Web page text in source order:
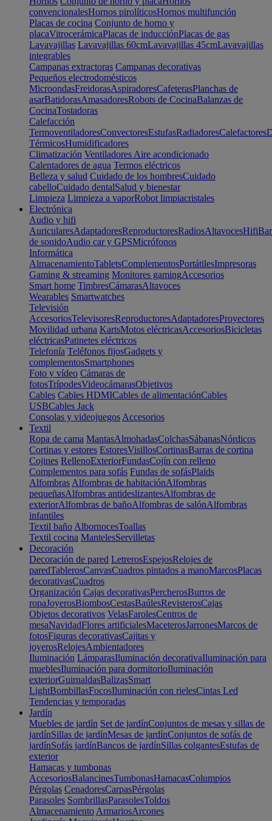
convencionalesHornos pirolíticosHornos multifunción
Placas de cocina Conjunto de horno y
placaVitrocerámicaPlacas de inducciónPlacas de gas
Lavavajillas Lavavajillas 60cmLavavajillas 45cmLavavajillas
integrables
Campanas extractoras Campanas decorativas
Pequeños electrodomésticos
MicroondasFreidorasAspiradoresCafeterasPlanchas de
asarBatidorasAmasadoresRobots de CocinaBalanzas de
CocinaTostadoras
Calefacción
TermoventiladoresConvectoresEstufasRadiadoresCalefactores
TérmicosHumidificadores
Climatización Ventiladores Aire acondicionado
Calentadores de agua Termos eléctricos
Belleza y salud Cuidado de los hombresCuidado
cabelloCuidado dentalSalud y bienestar
Limpieza Limpieza a vaporRobot limpiacristales
Electrónica
Audio y hifi
AuricularesAdaptadoresReproductoresRadiosAltavocesHifi
de sonidoAudio car y GPSMicrófonos
Informática
AlmacenamientoTabletsComplementosPortátilesImpresoras
Gaming & streaming Monitores gamingAccesorios
Smart home TimbresCámarasAltavoces
Wearables Smartwatches
Televisión
AccesoriosTelevisoresReproductoresAdaptadoresProyectores
Movilidad urbana KartsMotos eléctricasAccesoriosBicicletas
eléctricasPatinetes eléctricos
Telefonía Teléfonos fijosGadgets y
complementosSmartphones
Foto y vídeo Cámaras de
fotosTrípodesVideocámarasObjetivos
Cables Cables HDMICables de alimentaciónCables
USBCables Jack
Consolas y videojuegos Accesorios
Textil
Ropa de cama MantasAlmohadasColchasSábanasNórdicos
Cortinas y estores EstoresVisillosCortinasBarras de cortina
Cojines RellenoExteriorFundasCojín con relleno
Complementos para sofás Fundas de sofásPlaids
Alfombras Alfombras de habitaciónAlfombras
pequeñasAlfombras antideslizantesAlfombras de
exteriorAlfombras de bañoAlfombras de salónAlfombras
infantiles
Textil baño AlbornocesToallas
Textil cocina MantelesServilletas
Decoración
Decoración de pared LetrerosEspejosRelojes de
paredTablerosCanvasCuadros pintados a manoMarcosPlacas
decorativasCuadros
Organización Cajas decorativasPercherosBurros de
ropaJoyerosBiombosCestasBaúlesRevisterosCajas
Objetos decorativos VelasFarolesCentros de
mesaNavidadFlores artificialesMaceterosJarronesMarcos de
fotosFiguras decorativasCajitas y
joyerosRelojesAmbientadores
Iluminación LámparasIluminación decorativaIluminación para
mueblesIluminación para dormitorioIluminación
exteriorGuirnaldasBalizasSmart
LightBombillasFocosIluminación con rielesCintas Led
Tendencias y temporadas
Jardín
Muebles de jardín Set de jardínConjuntos de mesas y sillas de
jardínSillas de jardínMesas de jardínConjuntos de sofás de
jardínSofás jardínBancos de jardínSillas colgantesEstufas de
exterior
Hamacas y tumbonas
AccesoriosBalancinesTumbonasHamacasColumpios
Pérgolas CenadoresCarpasPérgolas
Parasoles SombrillasParasolesToldos
Almacenamiento ArmariosArcones